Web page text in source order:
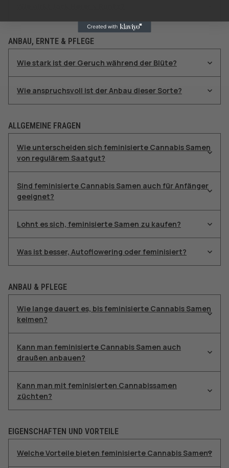
ANBAU, ERNTE & PFLEGE
Wie stark ist der Geruch während der Blüte?
Wie anspruchsvoll ist der Anbau dieser Sorte?
ALLGEMEINE FRAGEN
Wie unterscheiden sich feminisierte Cannabis Samen
von regulärem Saatgut?
Sind feminisierte Cannabis Samen auch für Anfänger
geeignet?
Lohnt es sich, feminisierte Samen zu kaufen?
Was ist besser, Autoflowering oder feminisiert?
ANBAU & PFLEGE
Wie lange dauert es, bis feminisierte Cannabis Samen
keimen?
Kann man feminisierte Cannabis Samen auch
draußen anbauen?
Kann man mit feminisierten Cannabissamen
züchten?
EIGENSCHAFTEN UND VORTEILE
Welche Vorteile bieten feminisierte Cannabis Samen?